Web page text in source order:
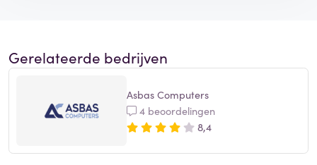
Gerelateerde bedrijven
Asbas Computers
4 beoordelingen
8,4